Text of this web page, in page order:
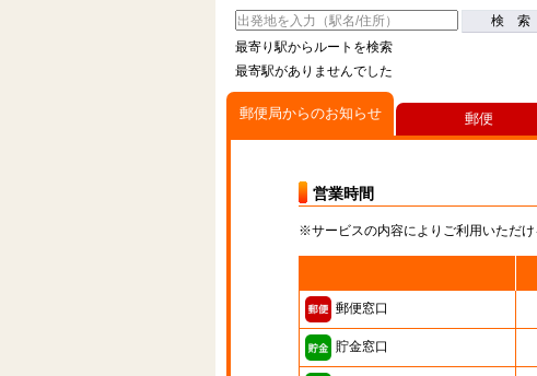
検 索
最寄り駅からルートを検索
最寄駅がありませんでした
郵便局からのお知らせ
営業時間
※サービスの内容によりご利用いただけ
郵便窓口
貯金窓口
郵便